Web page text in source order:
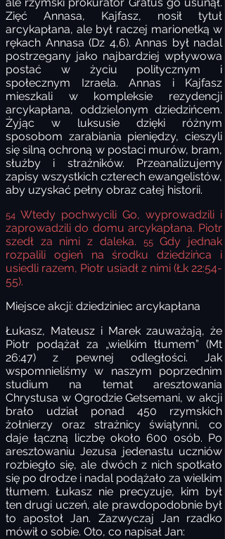
Zięć Annasa, Kajfasz, nosił tytuł
arcykapłana, ale był raczej marionetką w
rękach Annasa (Dz 4,6). Annas był nadal
postrzegany jako najbardziej wpływowa
postać w życiu politycznym i
społecznym Izraela. Annas i Kajfasz
mieszkali w kompleksie rezydencji
arcykapłana, oddzielonym dziedzińcem.
Żyjąc w luksusie dzięki różnym
sposobom zarabiania pieniędzy, cieszyli
się silną ochroną w postaci murów, bram,
służby i strażników. Przeanalizujemy
zapisy wszystkich czterech ewangelistów,
aby uzyskać pełny obraz całej historii.
54 Wtedy pochwycili Go, wyprowadzili i
zaprowadzili do domu arcykapłana. Piotr
szedł za nimi z daleka.
55Gdy jednak
rozpalili ogień na środku dziedzińca i
usiedli razem, Piotr usiadł z nimi (Łk 22:54-
55).
Miejsce akcji: dziedziniec arcykapłana
Łukasz, Mateusz i Marek zauważają, że
Piotr podążał za „wielkim tłumem” (Mt
26:47) z pewnej odległości. Jak
wspomnieliśmy w naszym poprzednim
studium na temat aresztowania
Chrystusa w Ogrodzie Getsemani, w akcji
brało udział ponad 450 rzymskich
żołnierzy oraz strażnicy świątynni, co
daje łączną liczbę około 600 osób. Po
aresztowaniu Jezusa jedenastu uczniów
rozbiegło się, ale dwóch z nich spotkało
się po drodze i nadal podążało za wielkim
tłumem. Łukasz nie precyzuje, kim był
ten drugi uczeń, ale prawdopodobnie był
to apostoł Jan. Zazwyczaj Jan rzadko
mówił o sobie. Oto, co napisał Jan: